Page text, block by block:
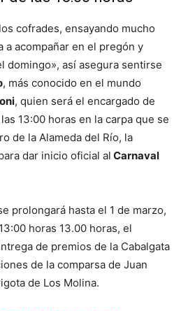
cofrades, ensayando mucho
a acompañar en el pregón y
domingo», así asegura sentirse
, más conocido en el mundo
, quien será el encargado de
13:00 horas en la carpa que se
de la Alameda del Río, la
dar inicio oficial al Carnaval
prolongará hasta el 1 de marzo,
horas 13.00 horas, el
de premios de la Cabalgata
de la comparsa de Juan
de Los Molina.